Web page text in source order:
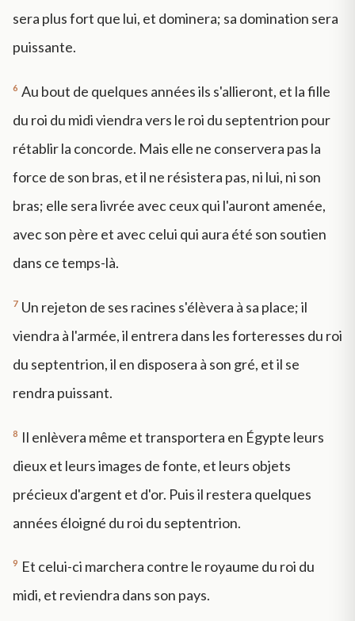
sera plus fort que lui, et dominera; sa domination sera
puissante.
6 Au bout de quelques années ils s'allieront, et la fille
du roi du midi viendra vers le roi du septentrion pour
rétablir la concorde. Mais elle ne conservera pas la
force de son bras, et il ne résistera pas, ni lui, ni son
bras; elle sera livrée avec ceux qui l'auront amenée,
avec son père et avec celui qui aura été son soutien
dans ce temps-là.
7 Un rejeton de ses racines s'élèvera à sa place; il
viendra à l'armée, il entrera dans les forteresses du roi
du septentrion, il en disposera à son gré, et il se
rendra puissant.
8 Il enlèvera même et transportera en Égypte leurs
dieux et leurs images de fonte, et leurs objets
précieux d'argent et d'or. Puis il restera quelques
années éloigné du roi du septentrion.
9 Et celui-ci marchera contre le royaume du roi du
midi, et reviendra dans son pays.